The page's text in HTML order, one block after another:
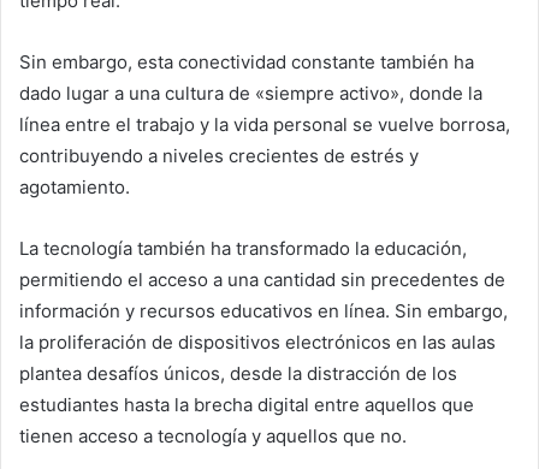
Sin embargo, esta conectividad constante también ha
dado lugar a una cultura de «siempre activo», donde la
línea entre el trabajo y la vida personal se vuelve borrosa,
contribuyendo a niveles crecientes de estrés y
agotamiento.
La tecnología también ha transformado la educación,
permitiendo el acceso a una cantidad sin precedentes de
información y recursos educativos en línea. Sin embargo,
la proliferación de dispositivos electrónicos en las aulas
plantea desafíos únicos, desde la distracción de los
estudiantes hasta la brecha digital entre aquellos que
tienen acceso a tecnología y aquellos que no.